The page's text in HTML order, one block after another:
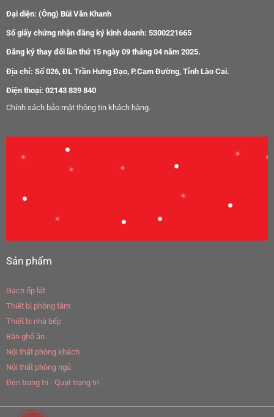
Đại diện: (Ông) Bùi Văn Khanh
Số giấy chứng nhận đăng ký kinh doanh: 5300221665
Đăng ký thay đổi lần thứ 15 ngày 09 tháng 04 năm 2025.
Địa chỉ: Số 026, ĐL Trần Hưng Đạo, P.Cam Đường, Tỉnh Lào Cai.
Điện thoại: 02143 839 840
Chính sách bảo mật thông tin khách hàng.
Sản phẩm
Gạch ốp lát
Thiết bị phòng tắm
Thiết bị nhà bếp
Bàn ghế ăn
Nội thất phòng khách
Nội thất phòng ngủ
Đèn trang trí - Quạt trang trí